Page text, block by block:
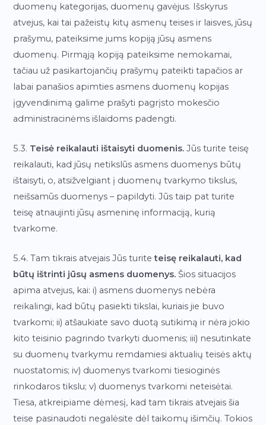
duomenų kategorijas, duomenų gavėjus. Išskyrus
atvejus, kai tai pažeistų kitų asmenų teises ir laisves, jūsų
prašymu, pateiksime jums kopiją jūsų asmens
duomenų. Pirmąją kopiją pateiksime nemokamai,
tačiau už pasikartojančių prašymų pateikti tapačios ar
labai panašios apimties asmens duomenų kopijas
įgyvendinimą galime prašyti pagrįsto mokesčio
administracinėms išlaidoms padengti.
5.3. Teisė reikalauti ištaisyti duomenis. Jūs turite teisę
reikalauti, kad jūsų netikslūs asmens duomenys būtų
ištaisyti, o, atsižvelgiant į duomenų tvarkymo tikslus,
neišsamūs duomenys – papildyti. Jūs taip pat turite
teisę atnaujinti jūsų asmeninę informaciją, kurią
tvarkome.
5.4. Tam tikrais atvejais Jūs turiteteisę reikalauti, kad
būtų ištrinti jūsų asmens duomenys. Šios situacijos
apima atvejus, kai: i) asmens duomenys nebėra
reikalingi, kad būtų pasiekti tikslai, kuriais jie buvo
tvarkomi; ii) atšaukiate savo duotą sutikimą ir nėra jokio
kito teisinio pagrindo tvarkyti duomenis; iii) nesutinkate
su duomenų tvarkymu remdamiesi aktualių teisės aktų
nuostatomis; iv) duomenys tvarkomi tiesioginės
rinkodaros tikslu; v) duomenys tvarkomi neteisėtai.
Tiesa, atkreipiame dėmesį, kad tam tikrais atvejais šia
teise pasinaudoti negalėsite dėl taikomų išimčių. Tokios